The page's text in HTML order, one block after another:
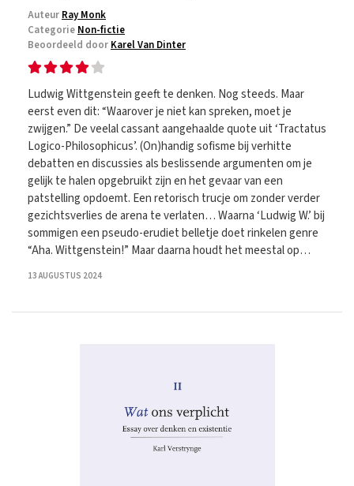
Auteur Ray Monk
Categorie Non-fictie
Beoordeeld door Karel Van Dinter
Ludwig Wittgenstein geeft te denken. Nog steeds. Maar
eerst even dit: “Waarover je niet kan spreken, moet je
zwijgen.” De veelal cassant aangehaalde quote uit ‘Tractatus
Logico-Philosophicus’. (On)handig sofisme bij verhitte
debatten en discussies als beslissende argumenten om je
gelijk te halen opgebruikt zijn en het gevaar van een
patstelling opdoemt. Een retorisch trucje om zonder verder
gezichtsverlies de arena te verlaten… Waarna ‘Ludwig W.’ bij
sommigen een pseudo-erudiet belletje doet rinkelen genre
“Aha. Wittgenstein!” Maar daarna houdt het meestal op…
13 AUGUSTUS 2024